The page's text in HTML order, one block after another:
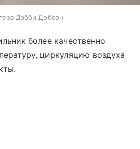
Дэбби Добсон
более качественно
циркуляцию воздуха